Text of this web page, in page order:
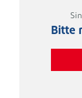
Bitte